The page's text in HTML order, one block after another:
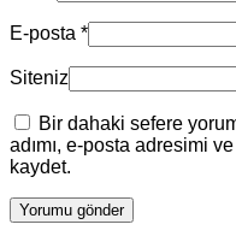
E-posta *
Siteniz
Bir dahaki sefere
adımı, e-posta adresimi
kaydet.